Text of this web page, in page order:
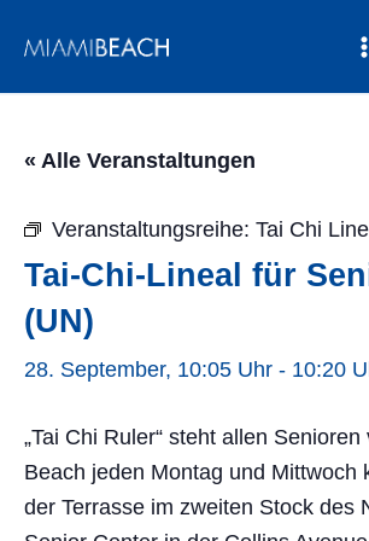
Inhalt
« Alle Veranstaltungen
Veranstaltungsreihe: Tai Chi
Tai-Chi-Lineal für
(UN)
28. September, 10:05 Uhr - 10:20
„Tai Chi Ruler“ steht allen Senioren
Beach jeden Montag und Mittwoch
der Terrasse im zweiten Stock des